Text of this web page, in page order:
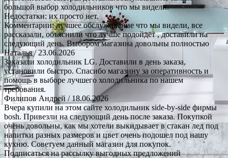
большой выбор холодильников что мы видели.
Недостатки: их просто нет.
Комментарии: лучшее обслуживание что мы видели, все
рассказали, объяснили что лучше подойдёт , доставили на
следующий день. Выбором магазина довольны полностью
Наталья/ 23.06.2026
Заказали холодильник LG. Доставили в день заказа,
установили быстро. Спасибо магазину за оперативность и
помощь в выборе лучшего холодильника по нашем
требования.
Филипов Андрей / 18.06.2026
Вчера купили на этом сайте холодильник side-by-side фирмы
bosh. Привезли на следующий день после заказа. Покупкой
очень довольны, как мы хотели выкидывает в стакан лед под
напитки разных размеров и цвет очень подошел под нашу
кухню. Советуем данный магазин для покупок.
Подписаться на рассылку выгодных предложений